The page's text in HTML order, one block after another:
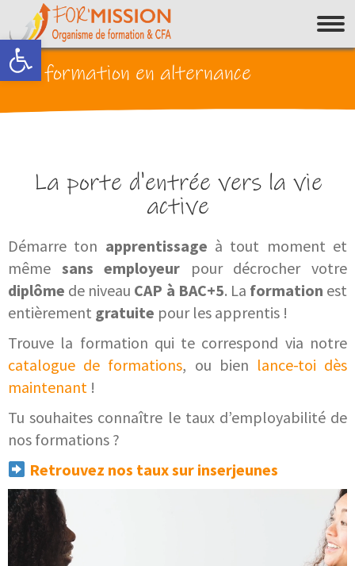
Ouvrir la barre d’outils
La formation en alternance
La porte d'entrée vers la vie
active
Démarre ton apprentissage à tout moment et
même sans employeur pour décrocher votre
diplôme de niveau CAP à BAC+5. La formation est
entièrement gratuite pour les apprentis !
Trouve la formation qui te correspond via notre
catalogue de formations, ou bien lance-toi dès
maintenant !
Tu souhaites connaître le taux d’employabilité de
nos formations ?
Retrouvez nos taux sur inserjeunes